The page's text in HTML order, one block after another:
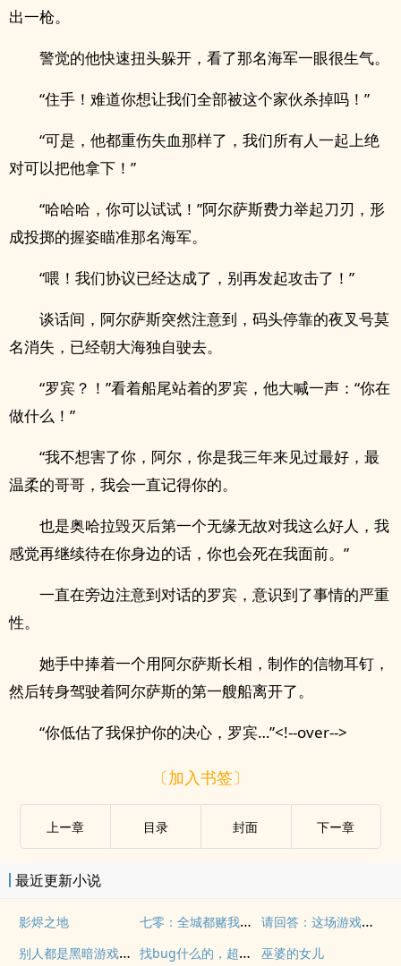
出一枪。
警觉的他快速扭头躲开，看了那名海军一眼很生气。
“住手！难道你想让我们全部被这个家伙杀掉吗！”
“可是，他都重伤失血那样了，我们所有人一起上绝
对可以把他拿下！”
“哈哈哈，你可以试试！”阿尔萨斯费力举起刀刃，形
成投掷的握姿瞄准那名海军。
“喂！我们协议已经达成了，别再发起攻击了！”
谈话间，阿尔萨斯突然注意到，码头停靠的夜叉号莫
名消失，已经朝大海独自驶去。
“罗宾？！”看着船尾站着的罗宾，他大喊一声：“你在
做什么！”
“我不想害了你，阿尔，你是我三年来见过最好，最
温柔的哥哥，我会一直记得你的。
也是奥哈拉毁灭后第一个无缘无故对我这么好人，我
感觉再继续待在你身边的话，你也会死在我面前。”
一直在旁边注意到对话的罗宾，意识到了事情的严重
性。
她手中捧着一个用阿尔萨斯长相，制作的信物耳钉，
然后转身驾驶着阿尔萨斯的第一艘船离开了。
“你低估了我保护你的决心，罗宾…”<!--over-->
〔加入书签〕
上ー章 目录 封面 下ー章
最近更新小说
影烬之地 七零：全城都赌我嫁给糙汉会挨打
请回答：这场游戏谁才是人
别人都是黑暗游戏，她有无限泡面
找bug什么的，超简单的！ 巫婆的女儿